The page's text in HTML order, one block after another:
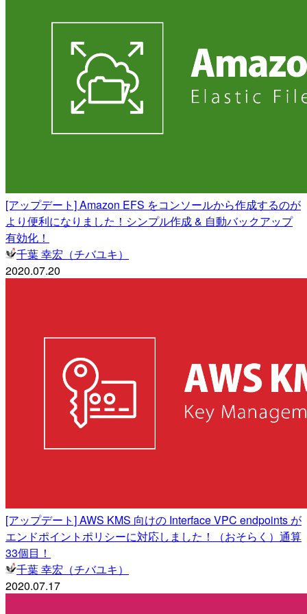
[アップデート] Amazon EFS をコンソールから作成するのが
より便利になりました！シンプル作成 & 自動バックアップ
有効化！
千葉 幸宏（チバユキ）
2020.07.20
[アップデート] AWS KMS 向けの Interface VPC endpoints が
エンドポイントポリシーに対応しました！（おそらく）通算
33個目！
千葉 幸宏（チバユキ）
2020.07.17